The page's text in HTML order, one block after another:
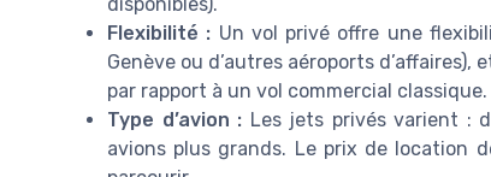
Flexibilité : Un vol privé offre une
Genève ou d’autres aéroports
par rapport à un vol commercial classique.
Type d’avion : Les jets privés varient :
avions plus grands. Le prix de location